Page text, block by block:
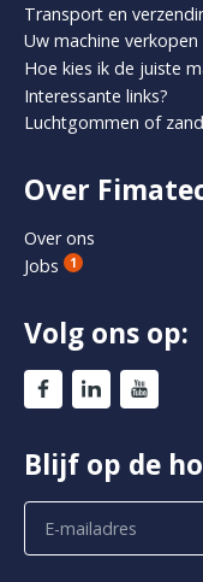
Transport en
Uw machine verkopen
Hoe kies ik de juiste
Interessante links?
Luchtgommen of
Over
Over ons
Jobs
1
Volg ons op:
Blijf op de